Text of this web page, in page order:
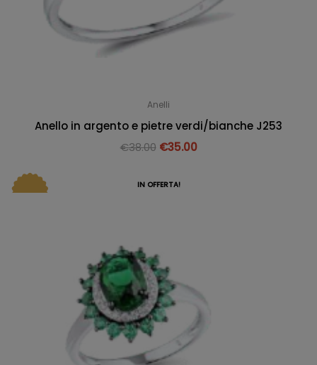
Anelli
Anello in argento e pietre verdi/bianche J253
€38.00 €35.00
IN OFFERTA!